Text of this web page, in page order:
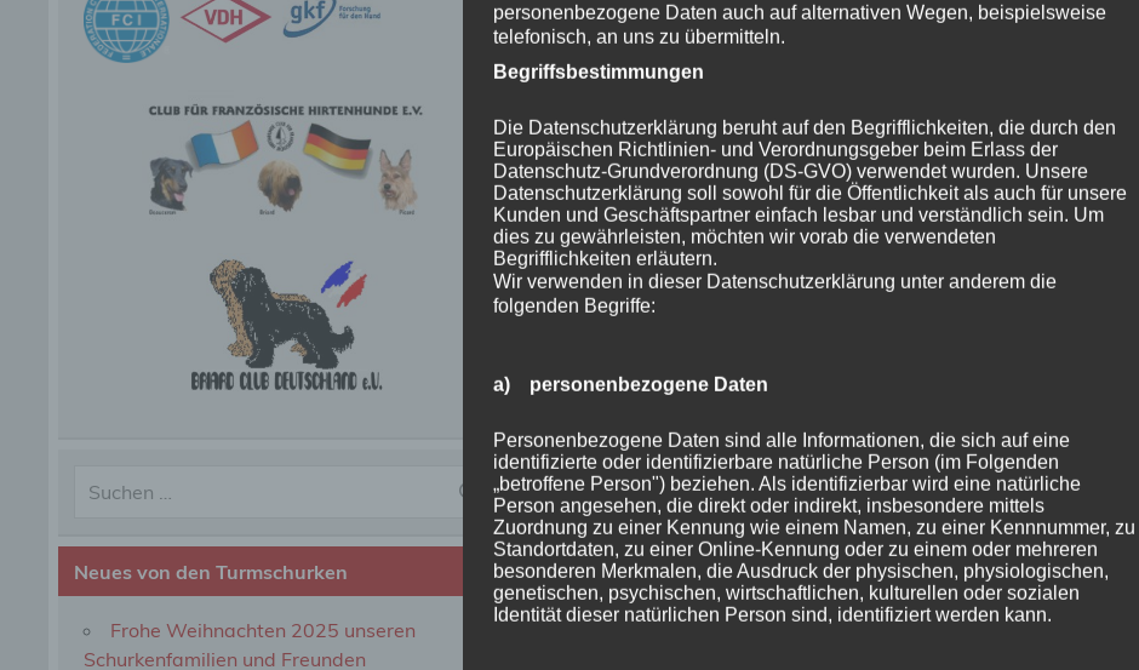
für immer
Kategorie:News 2021 Schlagwörter:Oky ,Rashima,Regenbogenland
Beitragsnavigation
« So viele Grüße, wir freuen uns riesig
Neues von den Turmschurken
Frohe Weihnachten 2025 unseren
Schurkenfamilien und Freunden
personenbezogene Daten auch auf alternativen Wegen, beispielsweise
telefonisch, an uns zu übermitteln.
Begriffsbestimmungen
Die Datenschutzerklärung beruht auf den Begrifflichkeiten, die durch den
Europäischen Richtlinien- und Verordnungsgeber beim Erlass der
Datenschutz-Grundverordnung (DS-GVO) verwendet wurden. Unsere
Datenschutzerklärung soll sowohl für die Öffentlichkeit als auch für unsere
Kunden und Geschäftspartner einfach lesbar und verständlich sein. Um
dies zu gewährleisten, möchten wir vorab die verwendeten
Begrifflichkeiten erläutern.
Wir verwenden in dieser Datenschutzerklärung unter anderem die
folgenden Begriffe:
a) personenbezogene Daten
Personenbezogene Daten sind alle Informationen, die sich auf eine
identifizierte oder identifizierbare natürliche Person (im Folgenden
„betroffene Person") beziehen. Als identifizierbar wird eine natürliche
Person angesehen, die direkt oder indirekt, insbesondere mittels
Zuordnung zu einer Kennung wie einem Namen, zu einer Kennnummer, zu
Standortdaten, zu einer Online-Kennung oder zu einem oder mehreren
besonderen Merkmalen, die Ausdruck der physischen, physiologischen,
genetischen, psychischen, wirtschaftlichen, kulturellen oder sozialen
Identität dieser natürlichen Person sind, identifiziert werden kann.